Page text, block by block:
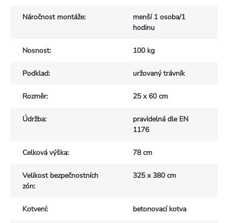
Náročnost montáže:
menší 1 osoba/1
hodinu
Nosnost: 100 kg
Podklad: uržovaný trávník
Rozměr: 25 x 60 cm
Údržba:
pravidelná dle EN
1176
Celková výška: 78 cm
Velikost bezpečnostních
zón:
325 x 380 cm
Kotvení: betonovací kotva